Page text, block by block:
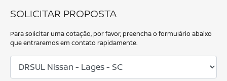
SOLICITAR PROPOSTA
Para solicitar uma cotação, por favor, preencha o formulário abaixo
que entraremos em contato rapidamente.